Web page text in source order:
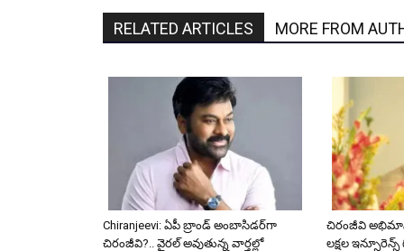
RELATED ARTICLES MORE FROM
Chiranjeevi: ఏపీ బ్రాండ్ అంబాసిడర్‌గా
చిరంజీవి?.. వైరల్ అవుతున్న వార్తల్లో
చిరంజీవి
లక్షల ఇన్సూరెన్స్